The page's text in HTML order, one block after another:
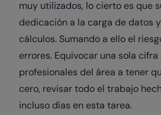
muy utilizados, lo cierto es que
dedicación a la carga de datos
cálculos. Sumando a ello el
errores. Equivocar una sola
profesionales del área a tener
cero, revisar todo el trabajo
incluso días en esta tarea.